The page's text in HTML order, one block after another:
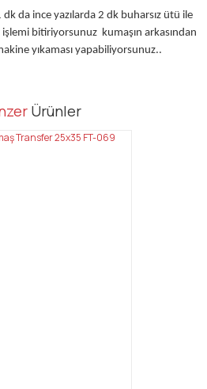
da ince yazılarda 2 dk buharsız ütü ile
bitiriyorsunuz kumaşın arkasından
yıkaması yapabiliyorsunuz..
ilk yorumu siz yapın!
açıklamalarında ve diğer
Ürünler